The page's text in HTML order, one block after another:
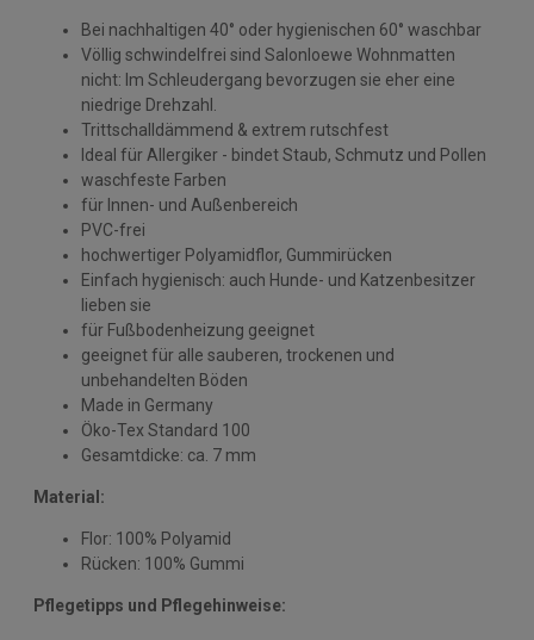
Bei nachhaltigen 40° oder hygienischen 60° waschbar
Völlig schwindelfrei sind Salonloewe Wohnmatten
nicht: Im Schleudergang bevorzugen sie eher eine
niedrige Drehzahl.
Trittschalldämmend & extrem rutschfest
Ideal für Allergiker - bindet Staub, Schmutz und Pollen
waschfeste Farben
für Innen- und Außenbereich
PVC-frei
hochwertiger Polyamidflor, Gummirücken
Einfach hygienisch: auch Hunde- und Katzenbesitzer
lieben sie
für Fußbodenheizung geeignet
geeignet für alle sauberen, trockenen und
unbehandelten Böden
Made in Germany
Öko-Tex Standard 100
Gesamtdicke: ca. 7 mm
Material:
Flor: 100% Polyamid
Rücken: 100% Gummi
Pflegetipps und Pflegehinweise: